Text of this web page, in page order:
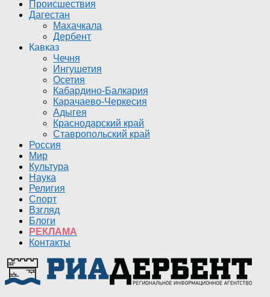
Происшествия
Дагестан
Махачкала
Дербент
Кавказ
Чечня
Ингушетия
Осетия
Кабардино-Балкария
Карачаево-Черкесия
Адыгея
Краснодарский край
Ставропольский край
Россия
Мир
Культура
Наука
Религия
Спорт
Взгляд
Блоги
РЕКЛАМА
Контакты